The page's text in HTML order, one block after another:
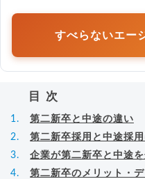
すべらないエー
目次
第二新卒と中途の違い
第二新卒採用と中途採
企業が第二新卒と中途
第二新卒のメリット・デ